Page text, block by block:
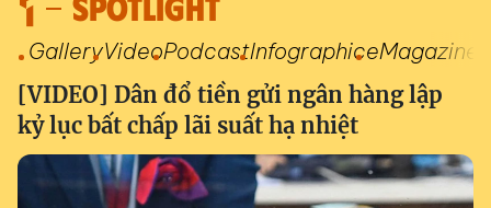
GalleryVideoPodcastInfographiceMagazine
[VIDEO] Dân đổ tiền gửi ngân hàng lập
kỷ lục bất chấp lãi suất hạ nhiệt